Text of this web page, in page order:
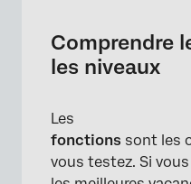
Comprendre
les niveaux
Les
fonctions sont les
vous testez. Si